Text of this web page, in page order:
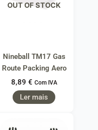
OUT OF STOCK
Nineball TM17 Gas
Route Packing Aero
8,89 € Com IVA
Ler mais